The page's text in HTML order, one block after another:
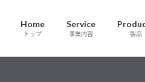
Home
トップ
Service
事業内容 製品